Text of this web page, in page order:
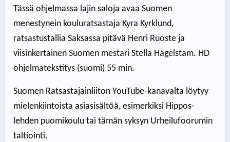
Tässä ohjelmassa lajin saloja avaa Suomen
menestynein kouluratsastaja Kyra Kyrklund,
ratsastustallia Saksassa pitävä Henri Ruoste ja
viisinkertainen Suomen mestari Stella Hagelstam. HD
ohjelmatekstitys (suomi) 55 min.
Suomen Ratsastajainliiton YouTube-kanavalta löytyy
mielenkiintoista asiasisältöä, esimerkiksi Hippos-
lehden puomikoulu tai tämän syksyn Urheilufoorumin
taltiointi.